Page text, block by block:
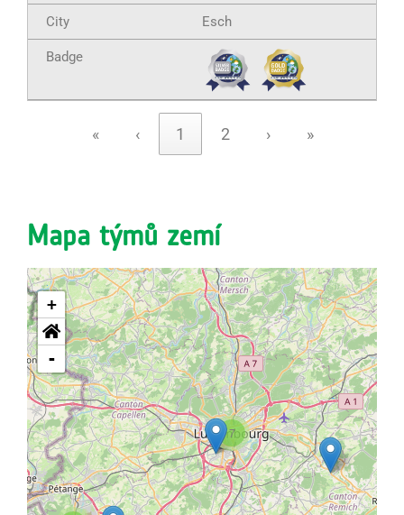
Esch
« ‹ 1 2 › »
Mapa týmů zemí
7
+
-